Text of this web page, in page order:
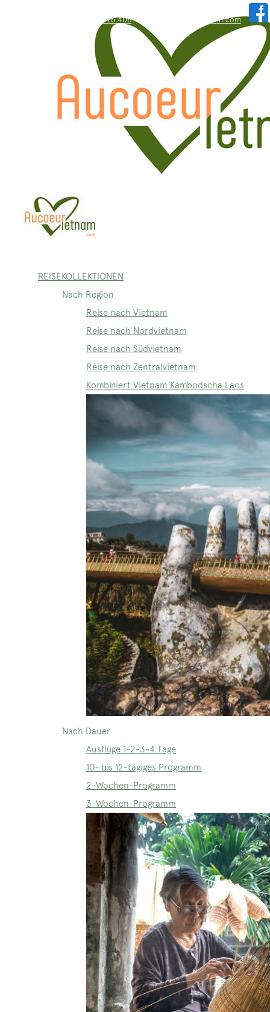
WhatsApp: +84.909.426.406 hallo@aucoeurvietnam.com
REISEKOLLEKTIONEN
Nach Region
Reise nach Vietnam
Reise nach Nordvietnam
Reise nach Südvietnam
Reise nach Zentralvietnam
Kombiniert Vietnam Kambodscha Laos
Nach Dauer
Ausflüge 1-2-3-4 Tage
10- bis 12-tägiges Programm
2-Wochen-Programm
3-Wochen-Programm